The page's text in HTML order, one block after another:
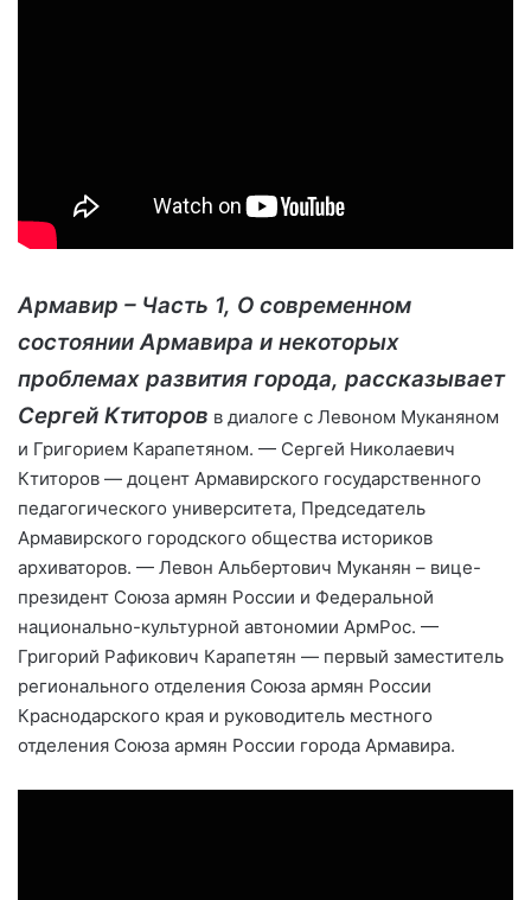
Армавир – Часть 1, О современном
состоянии Армавира и некоторых
проблемах развития города, рассказывает
Сергей Ктиторов в диалоге с Левоном Муканяном
и Григорием Карапетяном. — Сергей Николаевич
Ктиторов — доцент Армавирского государственного
педагогического университета, Председатель
Армавирского городского общества историков
архиваторов. — Левон Альбертович Муканян – вице-
президент Союза армян России и Федеральной
национально-культурной автономии АрмРос. —
Григорий Рафикович Карапетян — первый заместитель
регионального отделения Союза армян России
Краснодарского края и руководитель местного
отделения Союза армян России города Армавира.